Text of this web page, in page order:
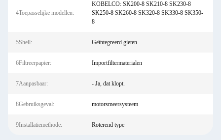
4Toepasselijke modellen:
KOBELCO: SK200-8 SK210-8 SK230-8
SK250-8 SK260-8 SK320-8 SK330-8 SK350-
8
5Shell: Geïntegreerd gieten
6Filtreerpapier: Importfiltermaterialen
7Aanpasbaar: - Ja, dat klopt.
8Gebruiksgeval: motorsmeersysteem
9Installatiemethode: Roterend type